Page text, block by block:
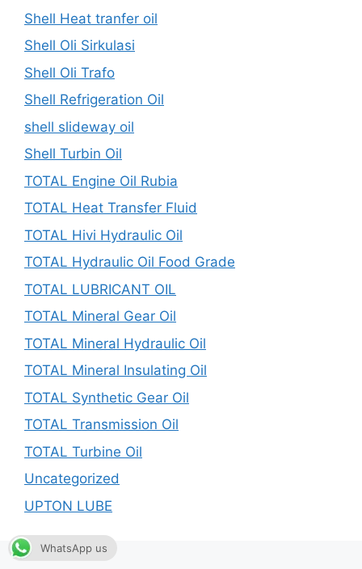
Shell Heat tranfer oil
Shell Oli Sirkulasi
Shell Oli Trafo
Shell Refrigeration Oil
shell slideway oil
Shell Turbin Oil
TOTAL Engine Oil Rubia
TOTAL Heat Transfer Fluid
TOTAL Hivi Hydraulic Oil
TOTAL Hydraulic Oil Food Grade
TOTAL LUBRICANT OIL
TOTAL Mineral Gear Oil
TOTAL Mineral Hydraulic Oil
TOTAL Mineral Insulating Oil
TOTAL Synthetic Gear Oil
TOTAL Transmission Oil
TOTAL Turbine Oil
Uncategorized
UPTON LUBE
WhatsApp us